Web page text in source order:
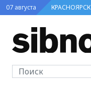
07 августа КРАСНОЯРСК